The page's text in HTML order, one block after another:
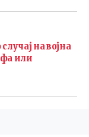
на војна
или